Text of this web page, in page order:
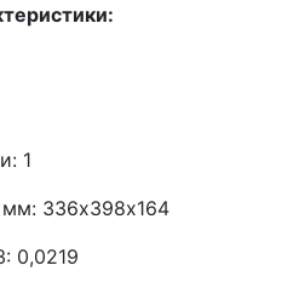
1
336х398х164
0,0219